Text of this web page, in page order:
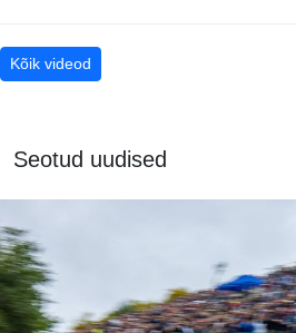
Kõik videod
Seotud uudised